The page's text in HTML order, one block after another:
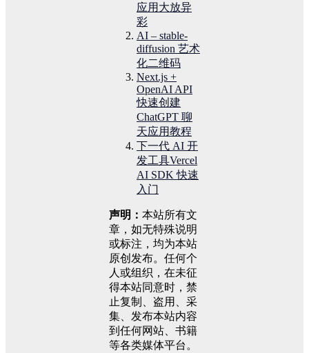
应用大放异
彩
AI – stable-
diffusion 艺术
化二维码
Next.js +
OpenAI API
快速创建
ChatGPT 聊
天应用教程
下一代 AI 开
发工具Vercel
AI SDK 快速
入门
声明： 本站所有文
章，如无特殊说明
或标注，均为本站
原创发布。任何个
人或组织，在未征
得本站同意时，禁
止复制、盗用、采
集、发布本站内容
到任何网站、书籍
等各类媒体平台。